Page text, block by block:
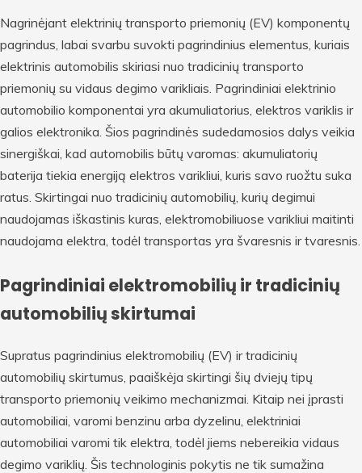
Nagrinėjant elektrinių transporto priemonių (EV) komponentų
pagrindus, labai svarbu suvokti pagrindinius elementus, kuriais
elektrinis automobilis skiriasi nuo tradicinių transporto
priemonių su vidaus degimo varikliais. Pagrindiniai elektrinio
automobilio komponentai yra akumuliatorius, elektros variklis ir
galios elektronika. Šios pagrindinės sudedamosios dalys veikia
sinergiškai, kad automobilis būtų varomas: akumuliatorių
baterija tiekia energiją elektros varikliui, kuris savo ruožtu suka
ratus. Skirtingai nuo tradicinių automobilių, kurių degimui
naudojamas iškastinis kuras, elektromobiliuose varikliui maitinti
naudojama elektra, todėl transportas yra švaresnis ir tvaresnis.
Pagrindiniai elektromobilių ir tradicinių
automobilių skirtumai
Supratus pagrindinius elektromobilių (EV) ir tradicinių
automobilių skirtumus, paaiškėja skirtingi šių dviejų tipų
transporto priemonių veikimo mechanizmai. Kitaip nei įprasti
automobiliai, varomi benzinu arba dyzelinu, elektriniai
automobiliai varomi tik elektra, todėl jiems nebereikia vidaus
degimo variklių. Šis technologinis pokytis ne tik sumažina